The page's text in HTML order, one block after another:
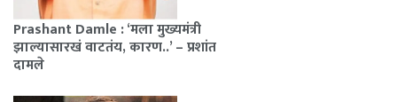
Prashant Damle : ‘मला मुख्यमंत्री
झाल्यासारखं वाटतंय, कारण..’ – प्रशांत
दामले